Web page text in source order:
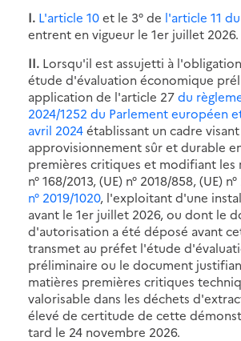
I. L'article 10et le 3° de l'article 11
entrent en vigueur le 1er juillet 2026.
II. Lorsqu'il est assujetti à
étude d'évaluation économique
application de l'article 27du
2024/1252 du Parlement européen
avril 2024établissant un cadre
approvisionnement sûr et durable
premières critiques et modifiant les
n° 168/2013, (UE) n° 2018/858, (UE)
n° 2019/1020, l'exploitant d'une
avant le 1er juillet 2026, ou dont le
d'autorisation a été déposé avant
transmet au préfet l'étude
préliminaire ou le document
matières premières critiques
valorisable dans les déchets
élevé de certitude de cette
tard le 24 novembre 2026.